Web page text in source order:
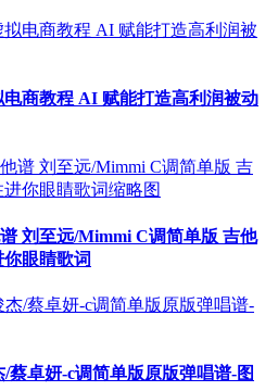
电商教程 AI 赋能打造高利润被动
刘至远/Mimmi C调简单版 吉他
眼睛歌词
蔡卓妍-c调简单版原版弹唱谱-图